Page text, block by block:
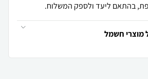
בהתאם ליעד ולספק המשלוח.
מוצרי חשמל